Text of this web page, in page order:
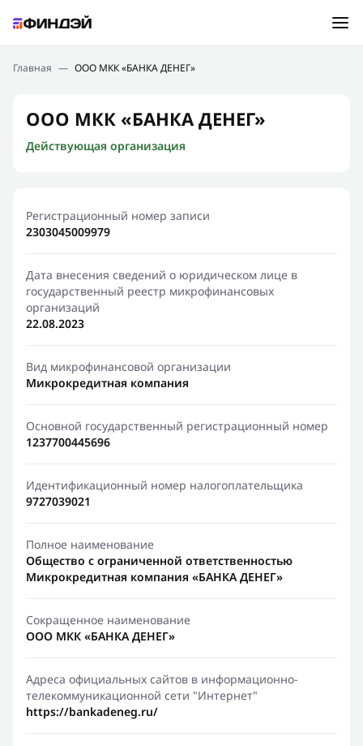
Подбор займа
Новости
Финансовое просвещение
Главная — ООО МКК «БАНКА ДЕНЕГ»
ООО МКК «БАНКА ДЕНЕГ»
Действующая организация
Регистрационный номер записи
2303045009979
Дата внесения сведений о юридическом лице в
государственный реестр микрофинансовых
организаций
22.08.2023
Вид микрофинансовой организации
Микрокредитная компания
Основной государственный регистрационный номер
1237700445696
Идентификационный номер налогоплательщика
9727039021
Полное наименование
Общество с ограниченной ответственностью
Микрокредитная компания «БАНКА ДЕНЕГ»
Сокращенное наименование
ООО МКК «БАНКА ДЕНЕГ»
Адреса официальных сайтов в информационно-
телекоммуникационной сети "Интернет"
https://bankadeneg.ru/
Ошибка:Контактная форма не найдена.
Спасибо, что написали нам
Мы свяжемся с Вами в ближайшее время и сообщим
результат
Отправить новый запрос